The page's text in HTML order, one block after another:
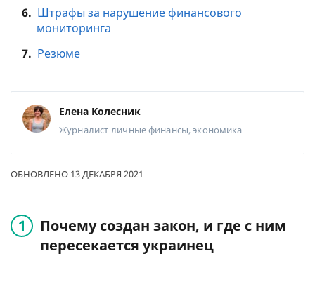
6. Штрафы за нарушение финансового
мониторинга
7. Резюме
Елена Колесник
Журналист личные финансы, экономика
ОБНОВЛЕНО 13 ДЕКАБРЯ 2021
Почему создан закон, и где с ним
пересекается украинец